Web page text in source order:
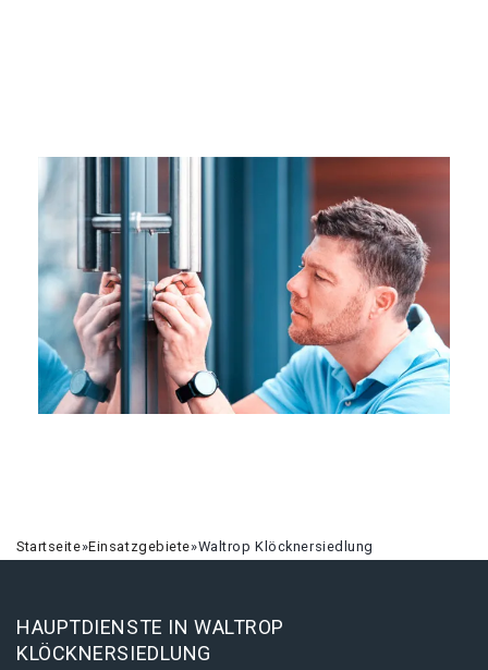
Startseite»Einsatzgebiete»Waltrop Klöcknersiedlung
HAUPTDIENSTE IN WALTROP
KLÖCKNERSIEDLUNG